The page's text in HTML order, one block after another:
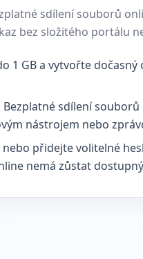
sdílení souborů
bez složitého portálu
1 GB a vytvořte
sdílení
nástrojem nebo
nebo přidejte volitelné
nemá zůstat